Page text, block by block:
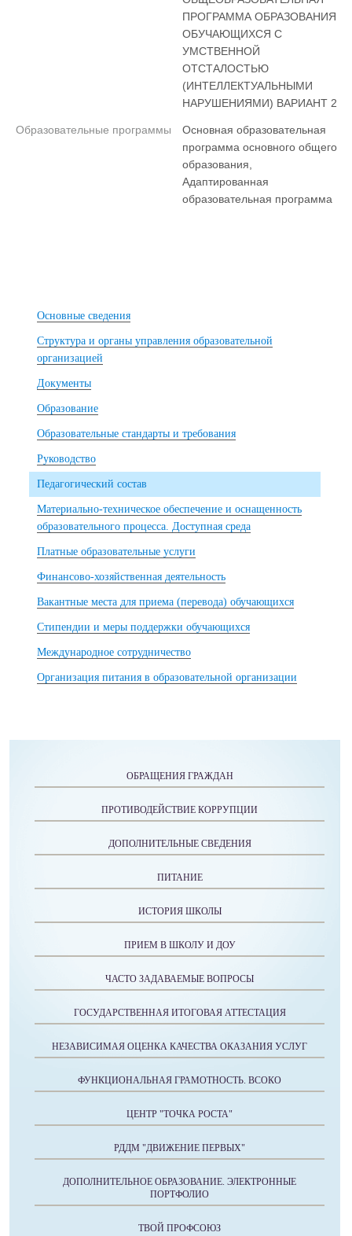
ПРОГРАММА ОБРАЗОВАНИЯ
ОБУЧАЮЩИХСЯ С
УМСТВЕННОЙ
ОТСТАЛОСТЬЮ
(ИНТЕЛЛЕКТУАЛЬНЫМИ
НАРУШЕНИЯМИ) ВАРИАНТ 2
Образовательные программы
Основная образовательная
программа основного общего
образования,
Адаптированная
образовательная программа
Основные сведения
Структура и органы управления образовательной
организацией
Документы
Образование
Образовательные стандарты и требования
Руководство
Педагогический состав
Материально-техническое обеспечение и оснащенность
образовательного процесса. Доступная среда
Платные образовательные услуги
Финансово-хозяйственная деятельность
Вакантные места для приема (перевода) обучающихся
Стипендии и меры поддержки обучающихся
Международное сотрудничество
Организация питания в образовательной организации
ОБРАЩЕНИЯ ГРАЖДАН
ПРОТИВОДЕЙСТВИЕ КОРРУПЦИИ
ДОПОЛНИТЕЛЬНЫЕ СВЕДЕНИЯ
ПИТАНИЕ
ИСТОРИЯ ШКОЛЫ
ПРИЕМ В ШКОЛУ И ДОУ
ЧАСТО ЗАДАВАЕМЫЕ ВОПРОСЫ
ГОСУДАРСТВЕННАЯ ИТОГОВАЯ АТТЕСТАЦИЯ
НЕЗАВИСИМАЯ ОЦЕНКА КАЧЕСТВА ОКАЗАНИЯ УСЛУГ
ФУНКЦИОНАЛЬНАЯ ГРАМОТНОСТЬ. ВСОКО
ЦЕНТР "ТОЧКА РОСТА"
РДДМ "ДВИЖЕНИЕ ПЕРВЫХ"
ДОПОЛНИТЕЛЬНОЕ ОБРАЗОВАНИЕ. ЭЛЕКТРОННЫЕ
ПОРТФОЛИО
ТВОЙ ПРОФСОЮЗ